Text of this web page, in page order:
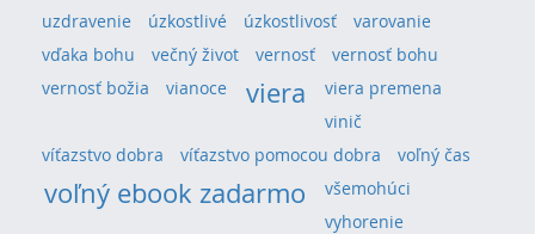
uzdravenie
úzkostlivé úzkostlivosť
varovanie
vďaka bohu
večný život vernosť
vernosť bohu
vernosť božia
vianoce viera
viera premena
vinič
víťazstvo dobra
víťazstvo pomocou dobra voľný čas
voľný ebook zadarmo
všemohúci
vyhorenie